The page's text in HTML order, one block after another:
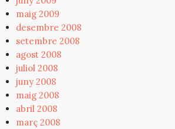
maig 2009
desembre 2008
setembre 2008
agost 2008
juliol 2008
juny 2008
maig 2008
abril 2008
març 2008